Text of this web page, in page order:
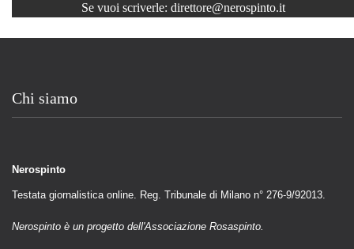
Se vuoi scriverle: direttore@nerospinto.it
Chi siamo
Nerospinto
Testata giornalistica online. Reg. Tribunale di Milano n° 276-9/92013.
Nerospinto è un progetto dell'Associazione Rosaspinto.